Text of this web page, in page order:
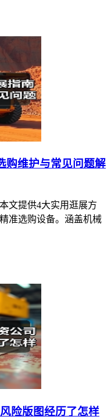
购维护与常见问题解
文提供4大实用逛展方
准选购设备。涵盖机械
险版图经历了怎样